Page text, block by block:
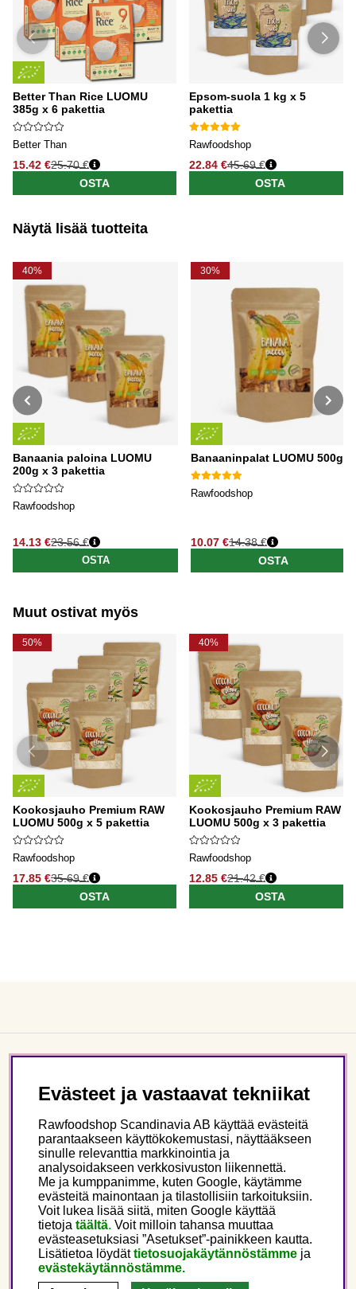
Better Than Rice LUOMU
385g x 6 pakettia
Better Than
15.42 €25.70 €
OSTA
Epsom-suola 1 kg x 5
pakettia
Rawfoodshop
22.84 €45.69 €
OSTA
Näytä lisää tuotteita
40%
Banaania paloina LUOMU
200g x 3 pakettia
Rawfoodshop
14.13 €
Normaali hinta
23.56 €
OSTA
30%
Banaaninpalat LUOMU 500g
Rawfoodshop
10.07 €
Normaali hinta
14.38 €
OSTA
Muut ostivat myös
50%
Kookosjauho Premium RAW
LUOMU 500g x 5 pakettia
Rawfoodshop
17.85 €35.69 €
OSTA
40%
Kookosjauho Premium RAW
LUOMU 500g x 3 pakettia
Rawfoodshop
12.85 €21.42 €
OSTA
Seuraa meitä
Tämä on Rawfoodshop
Finland
Evästeet ja vastaavat tekniikat
Rawfoodshop Scandinavia AB käyttää evästeitä
parantaakseen käyttökokemustasi, näyttääkseen
sinulle relevanttia markkinointia ja
analysoidakseen verkkosivuston liikennettä.
Me ja kumppanimme, kuten Google, käytämme
evästeitä mainontaan ja tilastollisiin tarkoituksiin.
Voit lukea lisää siitä, miten Google käyttää
tietoja täältä. Voit milloin tahansa muuttaa
evästeasetuksiasi ”Asetukset”-painikkeen kautta.
Lisätietoa löydättietosuojakäytännöstämme ja
evästekäytännöstämme.